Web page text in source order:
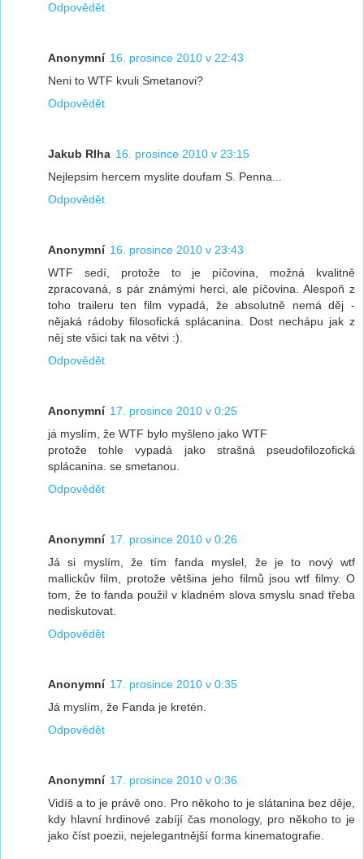
Odpovědět
Anonymní 16. prosince 2010 v 22:43
Neni to WTF kvuli Smetanovi?
Odpovědět
Jakub RIha 16. prosince 2010 v 23:15
Nejlepsim hercem myslite doufam S. Penna...
Odpovědět
Anonymní 16. prosince 2010 v 23:43
WTF sedí, protože to je píčovina, možná kvalitně
zpracovaná, s pár známými herci, ale píčovina. Alespoň z
toho traileru ten film vypadá, že absolutně nemá děj -
nějaká rádoby filosofická splácanina. Dost nechápu jak z
něj ste všici tak na větvi :).
Odpovědět
Anonymní 17. prosince 2010 v 0:25
já myslím, že WTF bylo myšleno jako WTF
protože tohle vypadá jako strašná pseudofilozofická
splácanina. se smetanou.
Odpovědět
Anonymní 17. prosince 2010 v 0:26
Já si myslím, že tím fanda myslel, že je to nový wtf
mallickův film, protože většina jeho filmů jsou wtf filmy. O
tom, že to fanda použil v kladném slova smyslu snad třeba
nediskutovat.
Odpovědět
Anonymní 17. prosince 2010 v 0:35
Já myslím, že Fanda je kretén.
Odpovědět
Anonymní 17. prosince 2010 v 0:36
Vidíš a to je právě ono. Pro někoho to je slátanina bez děje,
kdy hlavní hrdinové zabíjí čas monology, pro někoho to je
jako číst poezii, nejelegantnější forma kinematografie.